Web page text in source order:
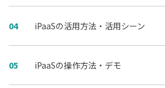
04 iPaaSの活用方法・活用シーン
05 iPaaSの操作方法・デモ